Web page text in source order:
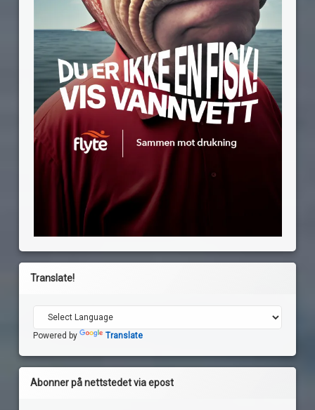
Translate!
Powered by Translate
Abonner på nettstedet via epost